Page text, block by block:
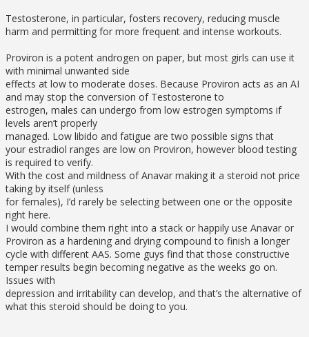
Testosterone, in particular, fosters recovery, reducing muscle
harm and permitting for more frequent and intense workouts.
Proviron is a potent androgen on paper, but most girls can use it
with minimal unwanted side
effects at low to moderate doses. Because Proviron acts as an AI
and may stop the conversion of Testosterone to
estrogen, males can undergo from low estrogen symptoms if
levels aren’t properly
managed. Low libido and fatigue are two possible signs that
your estradiol ranges are low on Proviron, however blood testing
is required to verify.
With the cost and mildness of Anavar making it a steroid not price
taking by itself (unless
for females), I’d rarely be selecting between one or the opposite
right here.
I would combine them right into a stack or happily use Anavar or
Proviron as a hardening and drying compound to finish a longer
cycle with different AAS. Some guys find that those constructive
temper results begin becoming negative as the weeks go on.
Issues with
depression and irritability can develop, and that’s the alternative of
what this steroid should be doing to you.